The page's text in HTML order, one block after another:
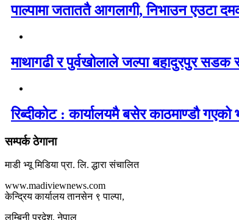
पाल्पामा जताततै आगलागी, निभाउन एउटा
माथागढी र पुर्वखोलाले जल्पा बहादुरपुर सडक
रिब्दीकोट : कार्यालयमै बसेर काठमाण्डौ
सम्पर्क ठेगाना
माडी भ्यू मिडिया प्रा. लि. द्धारा संचालित
www.madiviewnews.com
केन्द्रिय कार्यालय तानसेन ९ पाल्पा,
लुम्बिनी प्रदेश, नेपाल